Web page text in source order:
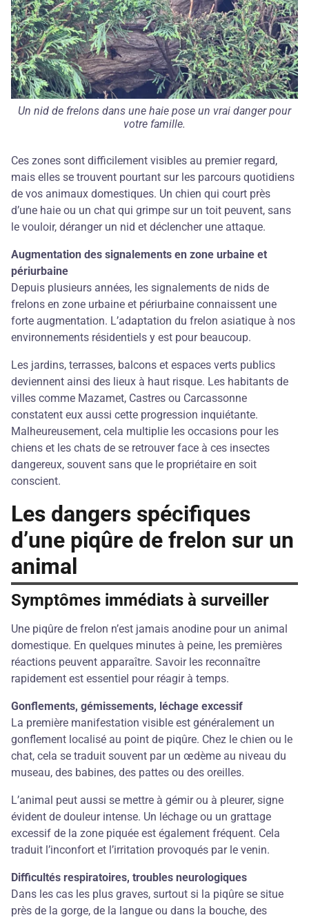
Un nid de frelons dans une haie pose un vrai danger pour
votre famille.
Ces zones sont difficilement visibles au premier regard,
mais elles se trouvent pourtant sur les parcours quotidiens
de vos animaux domestiques. Un chien qui court près
d’une haie ou un chat qui grimpe sur un toit peuvent, sans
le vouloir, déranger un nid et déclencher une attaque.
Augmentation des signalements en zone urbaine et
périurbaine
Depuis plusieurs années, les signalements de nids de
frelons en zone urbaine et périurbaine connaissent une
forte augmentation. L’adaptation du frelon asiatique à nos
environnements résidentiels y est pour beaucoup.
Les jardins, terrasses, balcons et espaces verts publics
deviennent ainsi des lieux à haut risque. Les habitants de
villes comme Mazamet, Castres ou Carcassonne
constatent eux aussi cette progression inquiétante.
Malheureusement, cela multiplie les occasions pour les
chiens et les chats de se retrouver face à ces insectes
dangereux, souvent sans que le propriétaire en soit
conscient.
Les dangers spécifiques
d’une piqûre de frelon sur un
animal
Symptômes immédiats à surveiller
Une piqûre de frelon n’est jamais anodine pour un animal
domestique. En quelques minutes à peine, les premières
réactions peuvent apparaître. Savoir les reconnaître
rapidement est essentiel pour réagir à temps.
Gonflements, gémissements, léchage excessif
La première manifestation visible est généralement un
gonflement localisé au point de piqûre. Chez le chien ou le
chat, cela se traduit souvent par un œdème au niveau du
museau, des babines, des pattes ou des oreilles.
L’animal peut aussi se mettre à gémir ou à pleurer, signe
évident de douleur intense. Un léchage ou un grattage
excessif de la zone piquée est également fréquent. Cela
traduit l’inconfort et l’irritation provoqués par le venin.
Difficultés respiratoires, troubles neurologiques
Dans les cas les plus graves, surtout si la piqûre se situe
près de la gorge, de la langue ou dans la bouche, des